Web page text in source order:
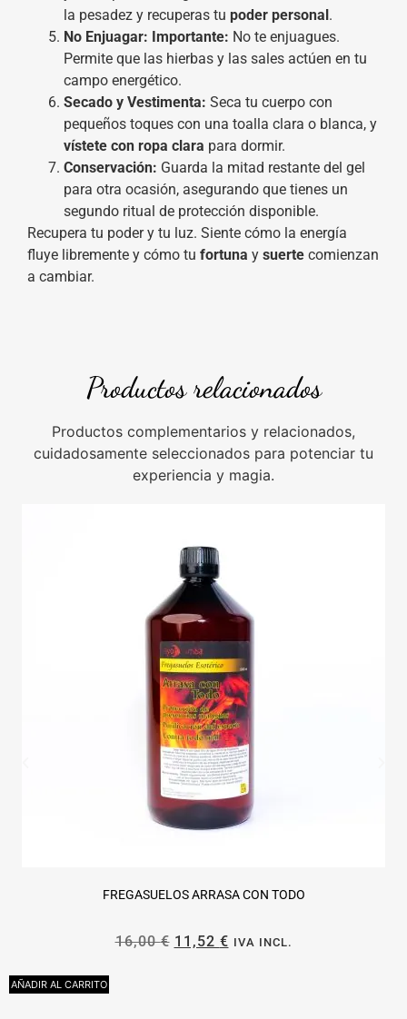
la pesadez y recuperas tu poder personal.
No Enjuagar: Importante: No te enjuagues.
Permite que las hierbas y las sales actúen en tu
campo energético.
Secado y Vestimenta: Seca tu cuerpo con
pequeños toques con una toalla clara o blanca, y
vístete con ropa clara para dormir.
Conservación: Guarda la mitad restante del gel
para otra ocasión, asegurando que tienes un
segundo ritual de protección disponible.
Recupera tu poder y tu luz. Siente cómo la energía
fluye libremente y cómo tu fortuna y suerte comienzan
a cambiar.
Productos relacionados
Productos complementarios y relacionados,
cuidadosamente seleccionados para potenciar tu
experiencia y magia.
FREGASUELOS ARRASA CON TODO
16,00€ 11,52 € IVA INCL.
AÑADIR AL CARRITO